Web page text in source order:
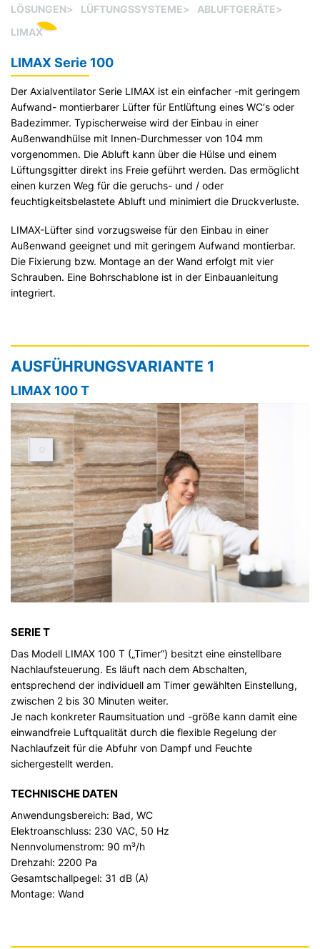
LÖSUNGEN> LÜFTUNGSSYSTEME> ABLUFTGERÄTE>
LIMAX
LIMAX Serie 100
Der Axialventilator Serie LIMAX ist ein einfacher -mit geringem
Aufwand- montierbarer Lüfter für Entlüftung eines WC‘s oder
Badezimmer. Typischerweise wird der Einbau in einer
Außenwandhülse mit Innen-Durchmesser von 104 mm
vorgenommen. Die Abluft kann über die Hülse und einem
Lüftungsgitter direkt ins Freie geführt werden. Das ermöglicht
einen kurzen Weg für die geruchs- und / oder
feuchtigkeitsbelastete Abluft und minimiert die Druckverluste.
LIMAX-Lüfter sind vorzugsweise für den Einbau in einer
Außenwand geeignet und mit geringem Aufwand montierbar.
Die Fixierung bzw. Montage an der Wand erfolgt mit vier
Schrauben. Eine Bohrschablone ist in der Einbauanleitung
integriert.
AUSFÜHRUNGSVARIANTE 1
LIMAX 100 T
SERIE T
Das Modell LIMAX 100 T („Timer“) besitzt eine einstellbare
Nachlaufsteuerung. Es läuft nach dem Abschalten,
entsprechend der individuell am Timer gewählten Einstellung,
zwischen 2 bis 30 Minuten weiter.
Je nach konkreter Raumsituation und -größe kann damit eine
einwandfreie Luftqualität durch die flexible Regelung der
Nachlaufzeit für die Abfuhr von Dampf und Feuchte
sichergestellt werden.
TECHNISCHE DATEN
Anwendungsbereich: Bad, WC
Elektroanschluss: 230 VAC, 50 Hz
Nennvolumenstrom: 90 m³/h
Drehzahl: 2200 Pa
Gesamtschallpegel: 31 dB (A)
Montage: Wand